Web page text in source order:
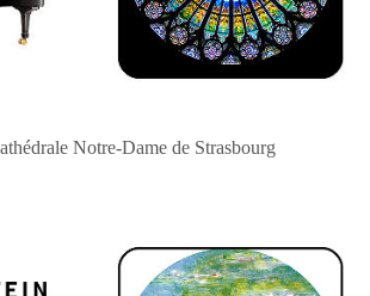
Notre-Dame de Strasbourg